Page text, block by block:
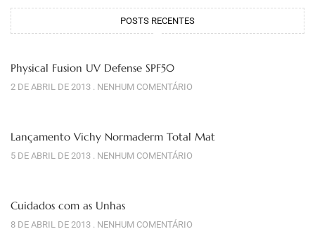
POSTS RECENTES
Physical Fusion UV Defense SPF50
2 DE ABRIL DE 2013 NENHUM COMENTÁRIO
Lançamento Vichy Normaderm Total Mat
5 DE ABRIL DE 2013 NENHUM COMENTÁRIO
Cuidados com as Unhas
8 DE ABRIL DE 2013 NENHUM COMENTÁRIO